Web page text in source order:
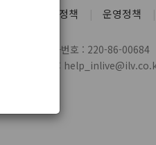
청소년 보호정책 운영정책
사업자번호 : 220-86-00684
제휴/문의 :